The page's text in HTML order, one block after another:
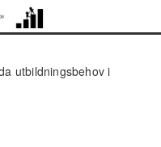
utbildningsbehov i